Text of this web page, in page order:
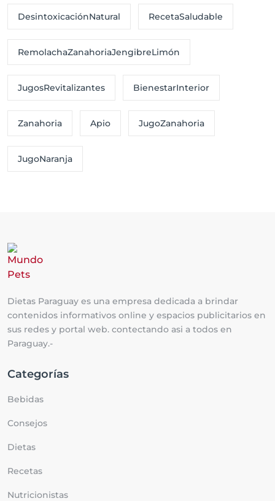
DesintoxicaciónNatural RecetaSaludable
RemolachaZanahoriaJengibreLimón
JugosRevitalizantes BienestarInterior
Zanahoria Apio JugoZanahoria
JugoNaranja
Dietas Paraguay es una empresa dedicada a brindar
contenidos informativos online y espacios publicitarios en
sus redes y portal web. contectando asi a todos en
Paraguay.-
Categorías
Bebidas
Consejos
Dietas
Recetas
Nutricionistas